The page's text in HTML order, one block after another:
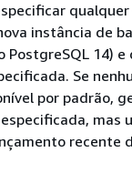
instância de
PostgreSQL 14)
Se
por padrão,
mas
recente